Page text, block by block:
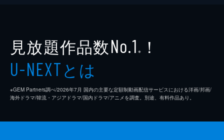
見放題作品数No.1 ※ ！
U-NEXTとは
※GEM Partners調べ/2026年7⽉ 国内の主要な定額制動画配信サービスにおける洋画/邦画/
海外ドラマ/韓流・アジアドラマ/国内ドラマ/アニメを調査。別途、有料作品あり。